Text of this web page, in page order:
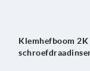
Klemhefboom